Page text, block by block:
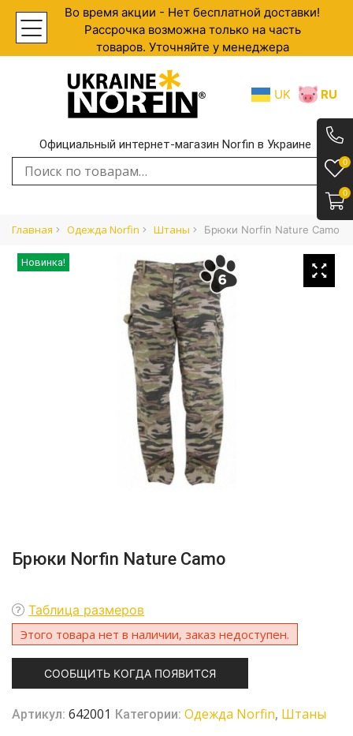
Во время акции - Нет бесплатной доставки!
Рассрочка возможна только на часть
товаров. Уточняйте у менеджера
UK RU
Официальный интернет-магазин Norfin в Украине
Искать:
Главная Одежда Norfin Штаны Брюки Norfin Nature Camo
0
0
Новинка!
Брюки Norfin Nature Camo
Таблица размеров
Этого товара нет в наличии, заказ недоступен.
СООБЩИТЬ КОГДА ПОЯВИТСЯ
Артикул: 642001 Категории: Одежда Norfin, Штаны